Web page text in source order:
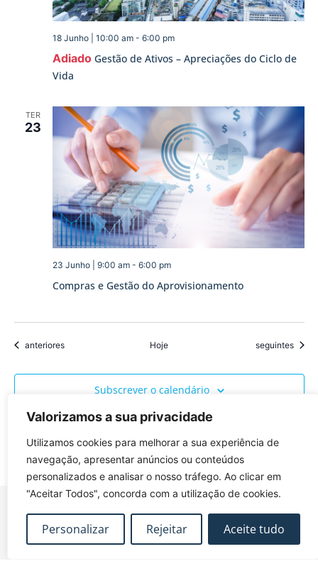
Valorizamos a sua privacidade
Utilizamos cookies para melhorar a sua experiência de
navegação, apresentar anúncios ou conteúdos
personalizados e analisar o nosso tráfego. Ao clicar em
"Aceitar Todos", concorda com a utilização de cookies.
Personalizar Rejeitar Aceite tudo
Adiado Gestão de Ativos – Apreciações do Ciclo de
Vida
18 Junho | 10:00 am- 6:00 pm
TER
23
Compras e Gestão do Aprovisionamento
23 Junho | 9:00 am- 6:00 pm
Eventos
anteriores Hoje Eventos
seguintes
Subscrever o calendário